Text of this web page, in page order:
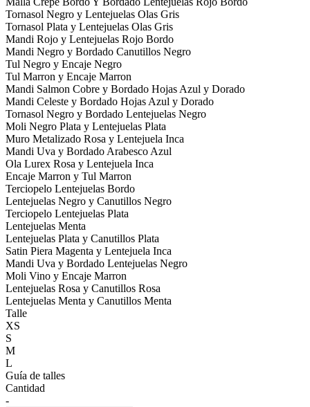
Tornasol Negro y Lentejuelas Olas Gris
Tornasol Plata y Lentejuelas Olas Gris
Mandi Rojo y Lentejuelas Rojo Bordo
Mandi Negro y Bordado Canutillos Negro
Tul Negro y Encaje Negro
Tul Marron y Encaje Marron
Mandi Salmon Cobre y Bordado Hojas Azul y Dorado
Mandi Celeste y Bordado Hojas Azul y Dorado
Tornasol Negro y Bordado Lentejuelas Negro
Moli Negro Plata y Lentejuelas Plata
Muro Metalizado Rosa y Lentejuela Inca
Mandi Uva y Bordado Arabesco Azul
Ola Lurex Rosa y Lentejuela Inca
Encaje Marron y Tul Marron
Terciopelo Lentejuelas Bordo
Lentejuelas Negro y Canutillos Negro
Terciopelo Lentejuelas Plata
Lentejuelas Menta
Lentejuelas Plata y Canutillos Plata
Satin Piera Magenta y Lentejuela Inca
Mandi Uva y Bordado Lentejuelas Negro
Moli Vino y Encaje Marron
Lentejuelas Rosa y Canutillos Rosa
Lentejuelas Menta y Canutillos Menta
Talle
XS
S
M
L
Guía de talles
Cantidad
-